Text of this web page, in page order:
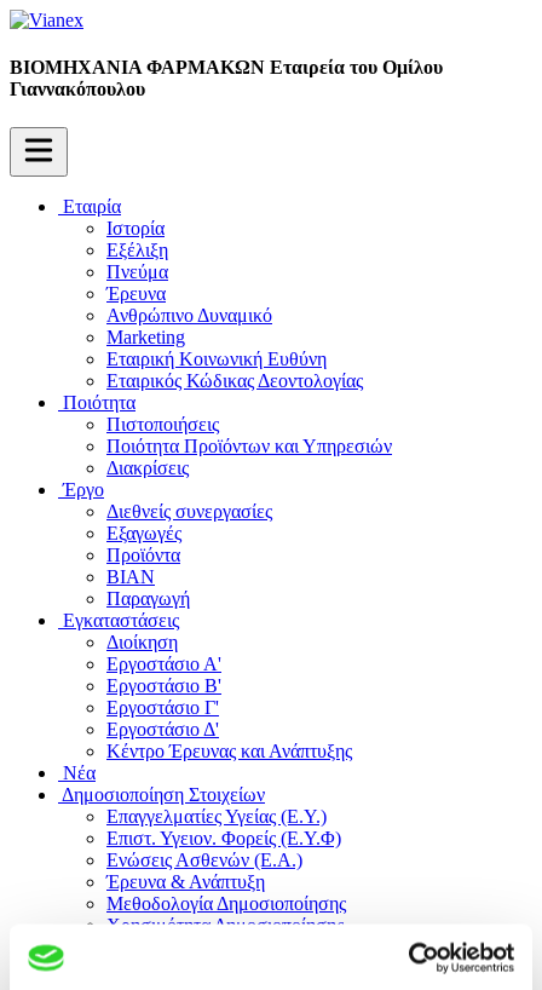
ΒΙΟΜΗΧΑΝΙΑ ΦΑΡΜΑΚΩΝ Εταιρεία του Ομίλου
Γιαννακόπουλου
Εταιρία
Ιστορία
Εξέλιξη
Πνεύμα
Έρευνα
Ανθρώπινο Δυναμικό
Marketing
Εταιρική Κοινωνική Ευθύνη
Εταιρικός Κώδικας Δεοντολογίας
Ποιότητα
Πιστοποιήσεις
Ποιότητα Προϊόντων και Υπηρεσιών
Διακρίσεις
Έργο
Διεθνείς συνεργασίες
Εξαγωγές
Προϊόντα
ΒΙΑΝ
Παραγωγή
Εγκαταστάσεις
Διοίκηση
Εργοστάσιο Α'
Εργοστάσιο B'
Εργοστάσιο Γ'
Εργοστάσιο Δ'
Κέντρο Έρευνας και Ανάπτυξης
Νέα
Δημοσιοποίηση Στοιχείων
Επαγγελματίες Υγείας (Ε.Υ.)
Επιστ. Υγειον. Φορείς (Ε.Υ.Φ)
Ενώσεις Ασθενών (Ε.Α.)
Έρευνα & Ανάπτυξη
Μεθοδολογία Δημοσιοποίησης
Χρησιμότητα Δημοσιοποίησης
Θέσεις Εργασίας